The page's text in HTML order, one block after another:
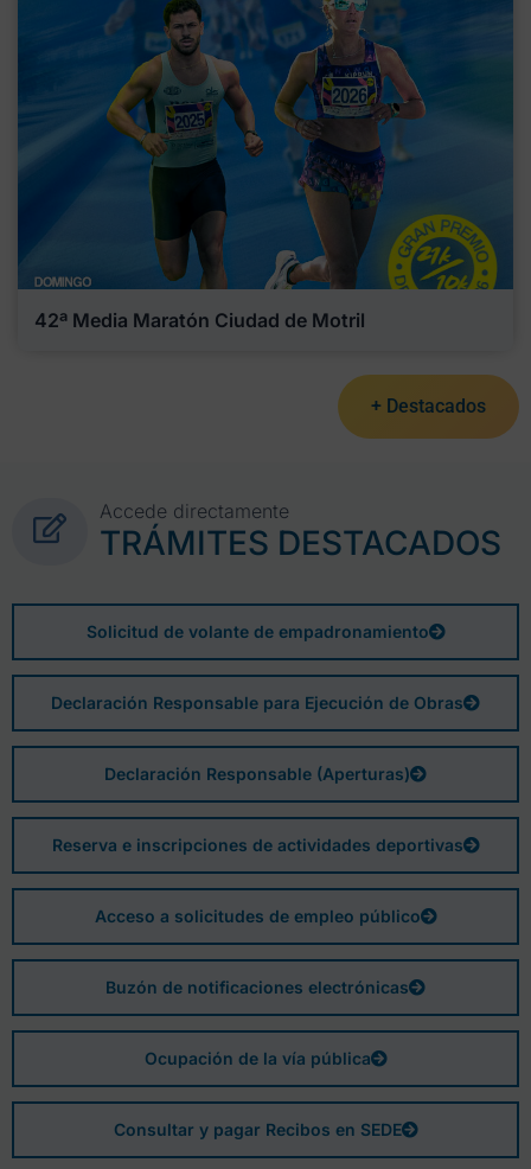
42ª Media Maratón Ciudad de Motril
+ Destacados
Accede directamente
TRÁMITES DESTACADOS
Solicitud de volante de empadronamiento
Declaración Responsable para Ejecución de Obras
Declaración Responsable (Aperturas)
Reserva e inscripciones de actividades deportivas
Acceso a solicitudes de empleo público
Buzón de notificaciones electrónicas
Ocupación de la vía pública
Consultar y pagar Recibos en SEDE